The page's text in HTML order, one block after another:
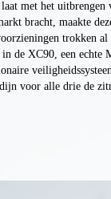
met het uitbrengen
bracht, maakte
trokken al
de XC90, een
voor alle drie de